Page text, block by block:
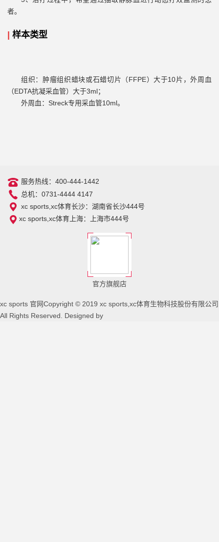
者。
样本类型
组织：肿瘤组织蜡块或石蜡切片（FFPE）大于10片，外周血
（EDTA抗凝采血管）大于3ml；
外周血： Streck专用采血管10ml。
服务热线：400-444-1442
总机：0731-4444 4147
xc sports,xc体育长沙：湖南省长沙444号
xc sports,xc体育上海：上海市444号
官方旗舰店
xc sports 官网Copyright © 2019 xc sports,xc体育生物科技股份有限公司
All Rights Reserved. Designed by